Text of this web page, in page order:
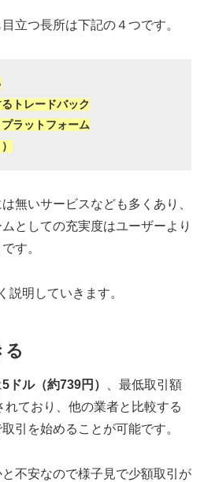
立つ長所は下記の４つです。
トレードバック
ラットフォーム
無いサービスなども多くあり、
としての充実度はユーザーより
す。
説明していきます。
る
5ドル（約739円）
、最低取引額
れており、他の業者と比較する
引を始めることが可能です。
不安なので様子見で少額取引が